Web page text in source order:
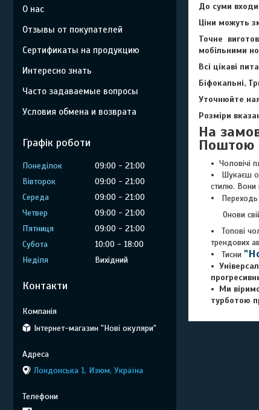
До суми
Ціни можуть
Точне
мобільними
Всі цікаві
Біфокальні,
Уточнюйте
Розміри
На
Поштою
Чоловічі
Шукаєш
стилю. Вони
Онови свій
Топові
трендових
Тисни
Ми
турботою
О нас
Отзывы от покупателей
Сертификаты на продукцию
Интересно знать
Часто задаваемые вопросы
Условия обмена и возврата
Графік роботи
Понеділок 09:00
21:00
Вівторок
09:00
21:00
Середа
09:00
21:00
Четвер
09:00
21:00
Пʼятниця
09:00
21:00
Субота
10:00
18:00
Неділя
Вихідний
Контакти
Інтернет-магазин "Нові окуляри"
Лондонська 1, Изюм, Україна